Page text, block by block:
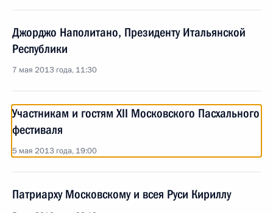
Джорджо Наполитано, Президенту Итальянской
Республики
7 мая 2013 года, 11:30
Участникам и гостям XII Московского Пасхального
фестиваля
5 мая 2013 года, 19:00
Патриарху Московскому и всея Руси Кириллу